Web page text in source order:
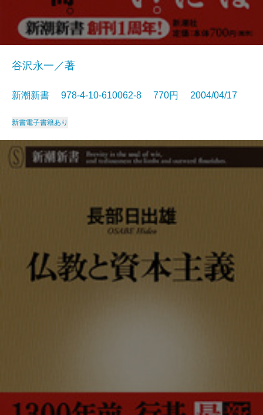
谷沢永一／著
新潮新書 978-4-10-610062-8 770円 2004/04/17
新書電子書籍あり